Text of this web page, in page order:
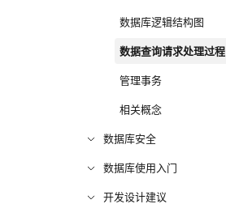
数据库逻辑结构图
数据查询请求处理过程
管理事务
相关概念
数据库安全
数据库使用入门
开发设计建议